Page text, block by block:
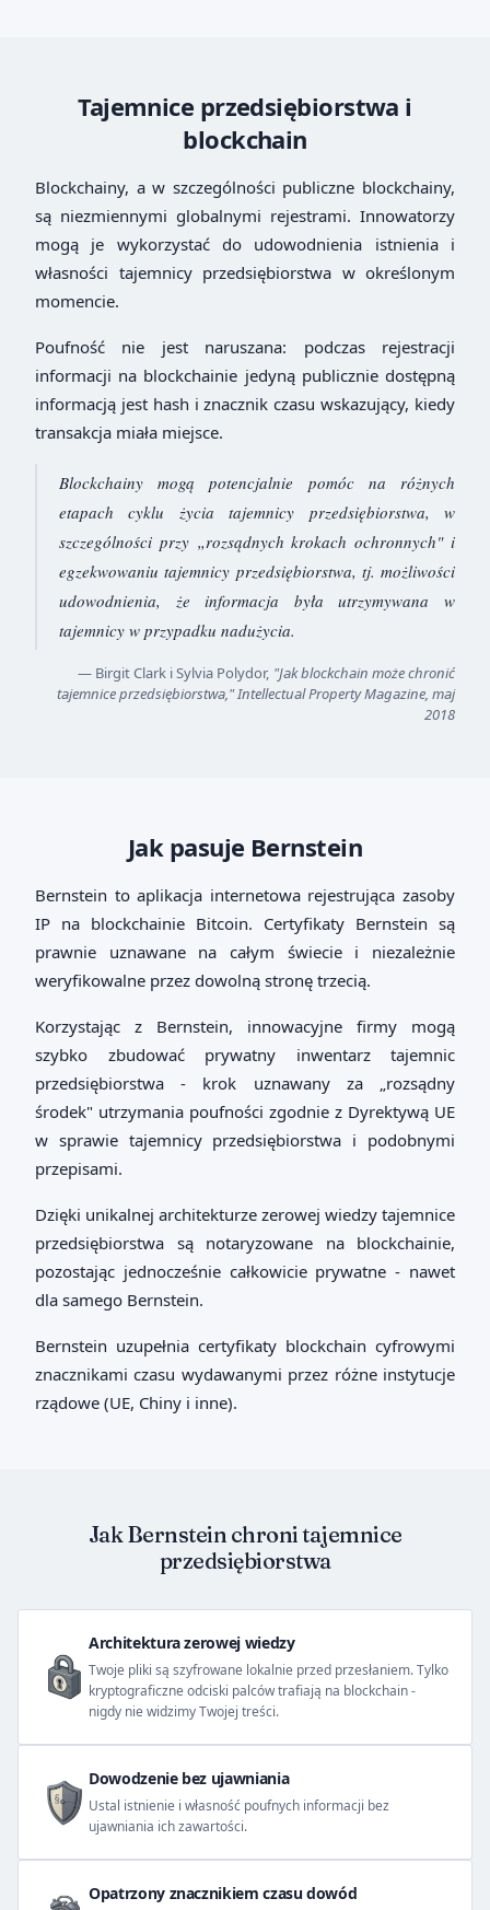
Tajemnice przedsiębiorstwa i
blockchain
Blockchainy, a w szczególności publiczne blockchainy,
są niezmiennymi globalnymi rejestrami. Innowatorzy
mogą je wykorzystać do udowodnienia istnienia i
własności tajemnicy przedsiębiorstwa w określonym
momencie.
Poufność nie jest naruszana: podczas rejestracji
informacji na blockchainie jedyną publicznie dostępną
informacją jest hash i znacznik czasu wskazujący, kiedy
transakcja miała miejsce.
Blockchainy mogą potencjalnie pomóc na różnych
etapach cyklu życia tajemnicy przedsiębiorstwa, w
szczególności przy „rozsądnych krokach ochronnych" i
egzekwowaniu tajemnicy przedsiębiorstwa, tj. możliwości
udowodnienia, że informacja była utrzymywana w
tajemnicy w przypadku nadużycia.
— Birgit Clark i Sylvia Polydor, "Jak blockchain może chronić
tajemnice przedsiębiorstwa," Intellectual Property Magazine, maj
2018
Jak pasuje Bernstein
Bernstein to aplikacja internetowa rejestrująca zasoby
IP na blockchainie Bitcoin. Certyfikaty Bernstein są
prawnie uznawane na całym świecie i niezależnie
weryfikowalne przez dowolną stronę trzecią.
Korzystając z Bernstein, innowacyjne firmy mogą
szybko zbudować prywatny inwentarz tajemnic
przedsiębiorstwa - krok uznawany za „rozsądny
środek" utrzymania poufności zgodnie z Dyrektywą UE
w sprawie tajemnicy przedsiębiorstwa i podobnymi
przepisami.
Dzięki unikalnej architekturze zerowej wiedzy tajemnice
przedsiębiorstwa są notaryzowane na blockchainie,
pozostając jednocześnie całkowicie prywatne - nawet
dla samego Bernstein.
Bernstein uzupełnia certyfikaty blockchain cyfrowymi
znacznikami czasu wydawanymi przez różne instytucje
rządowe (UE, Chiny i inne).
Jak Bernstein chroni tajemnice
przedsiębiorstwa
Architektura zerowej wiedzy
Twoje pliki są szyfrowane lokalnie przed przesłaniem. Tylko
kryptograficzne odciski palców trafiają na blockchain -
nigdy nie widzimy Twojej treści.
Dowodzenie bez ujawniania
Ustal istnienie i własność poufnych informacji bez
ujawniania ich zawartości.
Opatrzony znacznikiem czasu dowód